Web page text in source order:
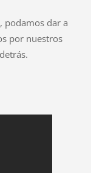
podamos dar a
por nuestros